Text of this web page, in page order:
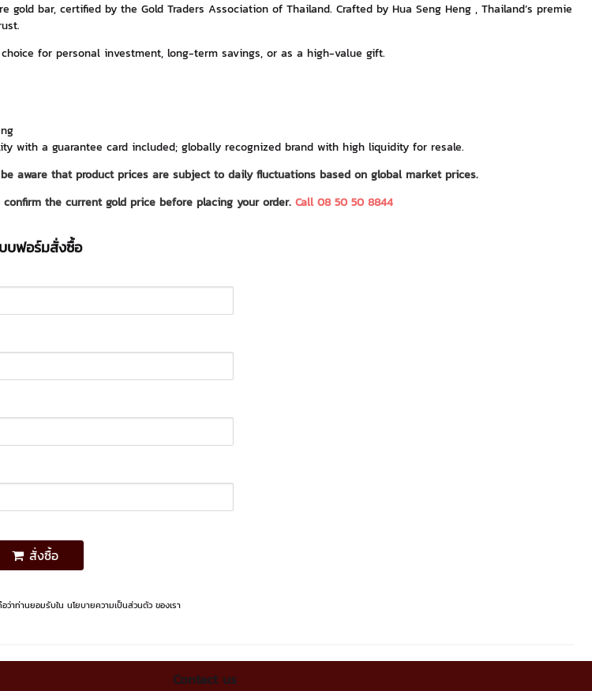
gold bar, certified by the Gold Traders Association of Thailand. Crafted by Hua Seng Heng , Thailand’s premie
for personal investment, long-term savings, or as a high-value gift.
with a guarantee card included; globally recognized brand with high liquidity for resale.
aware that product prices are subject to daily fluctuations based on global market prices.
the current gold price before placing your order. Call 08 50 50 8844
บฟอร์มสั่งซื้อ
สั่งซื้อ
ว่าท่านยอมรับในนโยบายความเป็นส่วนตัว ของเรา
Contact us